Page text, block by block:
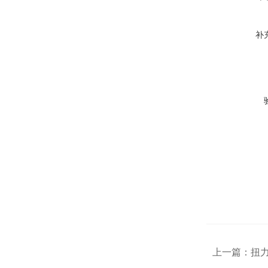
补
上一篇： 扭